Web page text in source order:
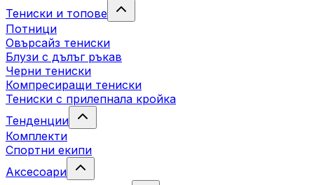
Тениски и топове
Потници
Овърсайз тениски
Блузи с дълъг ръкав
Черни тениски
Компресиращи тениски
Тениски с прилепнала кройка
Тенденции
Комплекти
Спортни екипи
Аксесоари